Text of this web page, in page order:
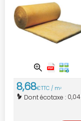
8,68€TTC / m2
Dont écotaxe : 0,04